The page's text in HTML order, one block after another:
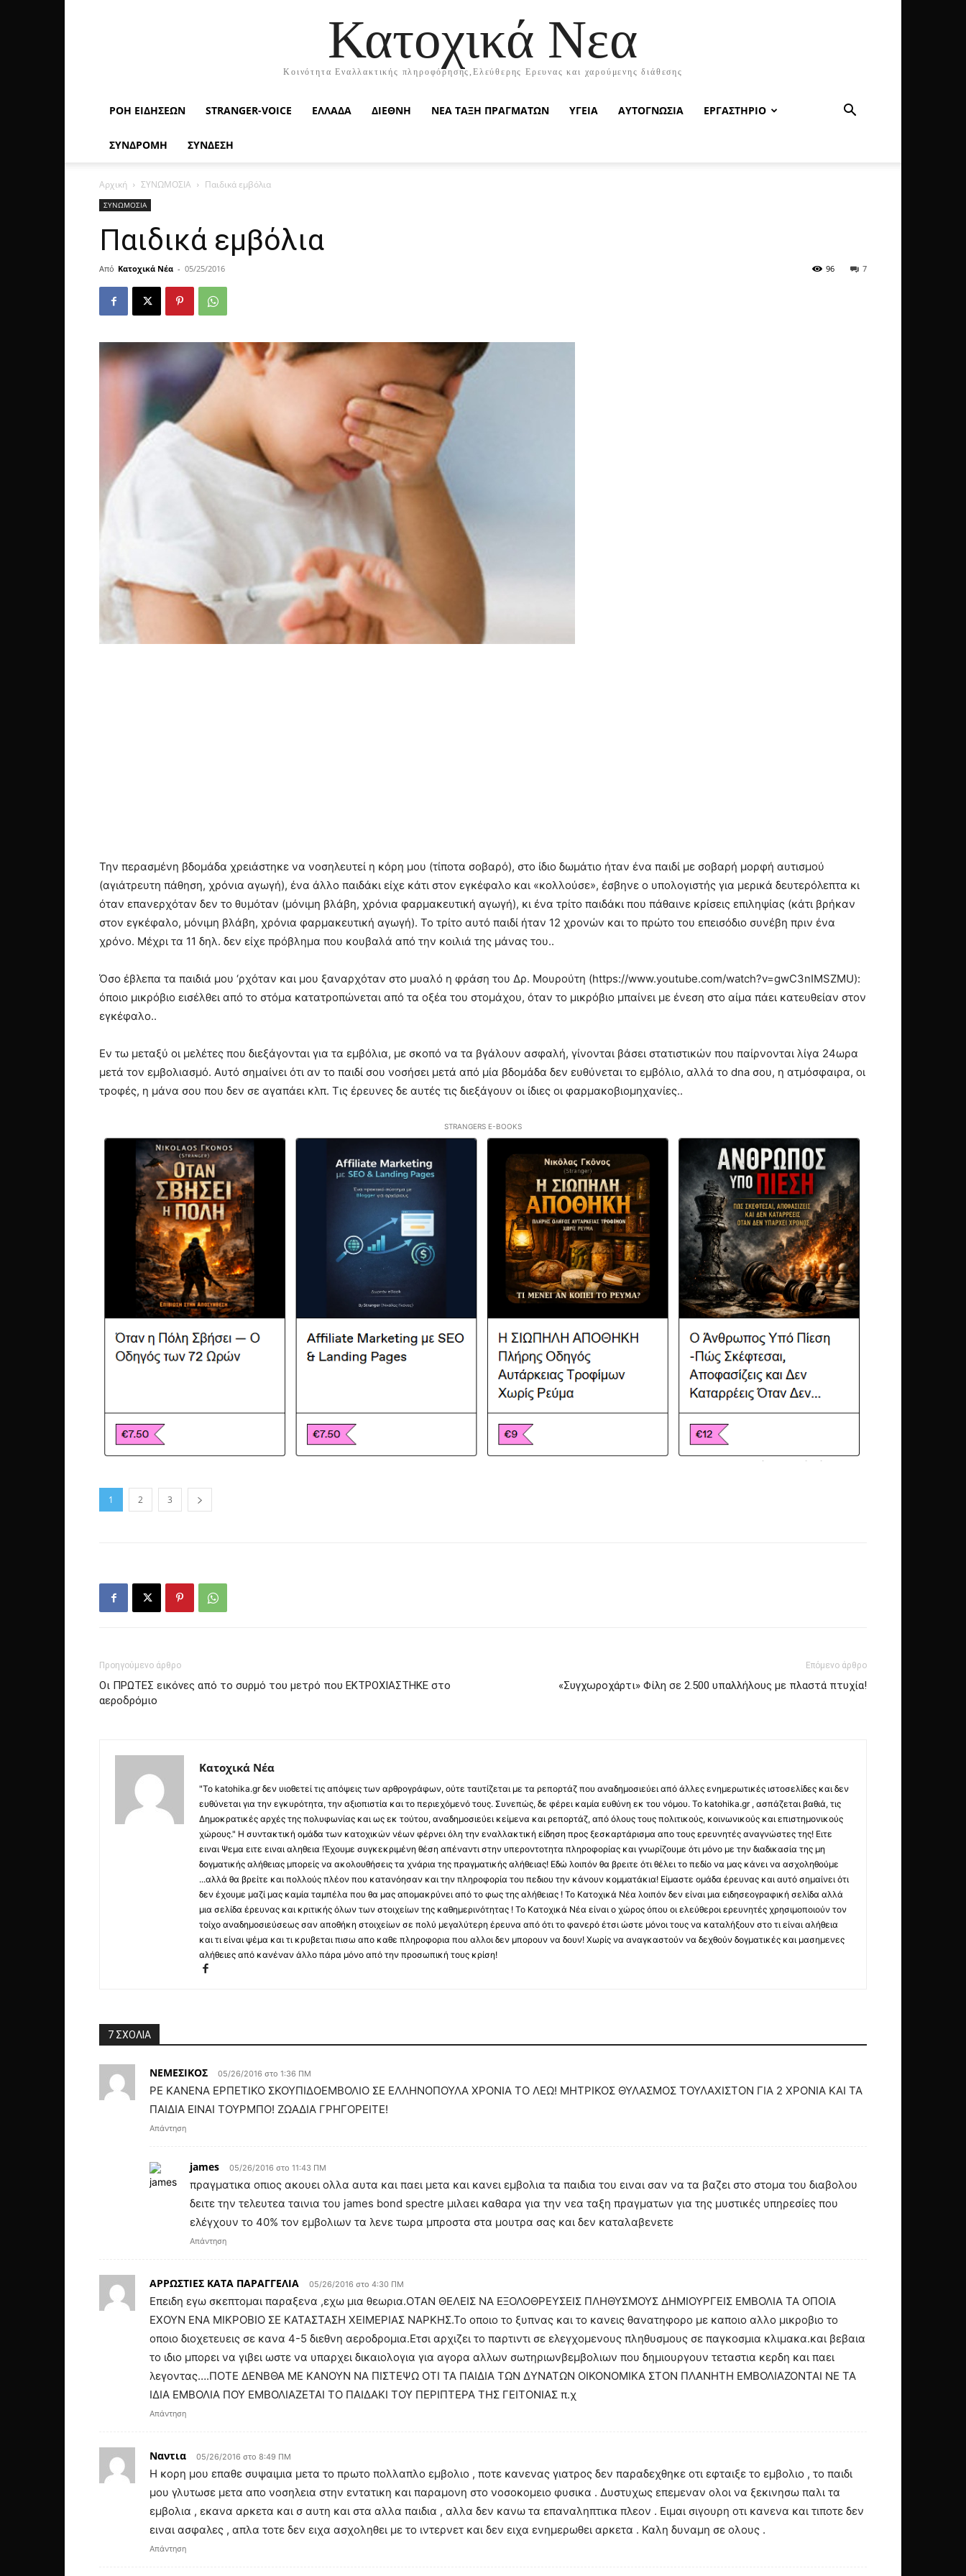
Κατοχικά Νεα
Κοινότητα Εναλλακτικής πληροφόρησης,Ελεύθερης Ερευνας και χαρούμενης διάθεσης
ΡΟΉ ΕΙΔΉΣΕΩΝ STRANGER-VOICE ΕΛΛΑΔΑ ΔΙΕΘΝΗ ΝΕΑ ΤΑΞΗ ΠΡΑΓΜΑΤΩΝ ΥΓΕΙΑ ΑΥΤΟΓΝΩΣΙΑ ΕΡΓΑΣΤΗΡΙΟ
ΣΥΝΔΡΟΜΗ ΣΥΝΔΕΣΗ
Αρχική ΣΥΝΩΜΟΣΙΑ Παιδικά εμβόλια
ΣΥΝΩΜΟΣΙΑ
Παιδικά εμβόλια
Από Κατοχικά Νέα - 05/25/2016 7
96
Την περασμένη βδομάδα χρειάστηκε να νοσηλευτεί η κόρη μου (τίποτα σοβαρό), στο ίδιο δωμάτιο ήταν ένα παιδί με σοβαρή μορφή αυτισμού
(αγιάτρευτη πάθηση, χρόνια αγωγή), ένα άλλο παιδάκι είχε κάτι στον εγκέφαλο και «κολλούσε», έσβηνε ο υπολογιστής για μερικά δευτερόλεπτα κι
όταν επανερχόταν δεν το θυμόταν (μόνιμη βλάβη, χρόνια φαρμακευτική αγωγή), κι ένα τρίτο παιδάκι που πάθαινε κρίσεις επιληψίας (κάτι βρήκαν
στον εγκέφαλο, μόνιμη βλάβη, χρόνια φαρμακευτική αγωγή). Το τρίτο αυτό παιδί ήταν 12 χρονών και το πρώτο του επεισόδιο συνέβη πριν ένα
χρόνο. Μέχρι τα 11 δηλ. δεν είχε πρόβλημα που κουβαλά από την κοιλιά της μάνας του..
Όσο έβλεπα τα παιδιά μου ‘ρχόταν και μου ξαναρχόταν στο μυαλό η φράση του Δρ. Μουρούτη (https://www.youtube.com/watch?v=gwC3nIMSZMU):
όποιο μικρόβιο εισέλθει από το στόμα κατατροπώνεται από τα οξέα του στομάχου, όταν το μικρόβιο μπαίνει με ένεση στο αίμα πάει κατευθείαν στον
εγκέφαλο..
Εν τω μεταξύ οι μελέτες που διεξάγονται για τα εμβόλια, με σκοπό να τα βγάλουν ασφαλή, γίνονται βάσει στατιστικών που παίρνονται λίγα 24ωρα
μετά τον εμβολιασμό. Αυτό σημαίνει ότι αν το παιδί σου νοσήσει μετά από μία βδομάδα δεν ευθύνεται το εμβόλιο, αλλά το dna σου, η ατμόσφαιρα, οι
τροφές, η μάνα σου που δεν σε αγαπάει κλπ. Τις έρευνες δε αυτές τις διεξάγουν οι ίδιες οι φαρμακοβιομηχανίες..
STRANGERS E-BOOKS
1 2 3
Προηγούμενο άρθρο
Οι ΠΡΩΤΕΣ εικόνες από το συρμό του μετρό που ΕΚΤΡΟΧΙΑΣΤΗΚΕ στο
αεροδρόμιο
Επόμενο άρθρο
«Συγχωροχάρτι» Φίλη σε 2.500 υπαλλήλους με πλαστά πτυχία!
Κατοχικά Νέα
"Το katohika.gr δεν υιοθετεί τις απόψεις των αρθρογράφων, ούτε ταυτίζεται με τα ρεπορτάζ που αναδημοσιεύει από άλλες ενημερωτικές ιστοσελίδες και δεν
ευθύνεται για την εγκυρότητα, την αξιοπιστία και το περιεχόμενό τους. Συνεπώς, δε φέρει καμία ευθύνη εκ του νόμου. Το katohika.gr , ασπάζεται βαθιά, τις
Δημοκρατικές αρχές της πολυφωνίας και ως εκ τούτου, αναδημοσιεύει κείμενα και ρεπορτάζ, από όλους τους πολιτικούς, κοινωνικούς και επιστημονικούς
χώρους." Η συντακτική ομάδα των κατοχικών νέων φέρνει όλη την εναλλακτική είδηση προς ξεσκαρτάρισμα απο τους ερευνητές αναγνώστες της! Ειτε
ειναι Ψεμα ειτε ειναι αληθεια !Έχουμε συγκεκριμένη θέση απέναντι στην υπεροντοτητα πληροφορίας και γνωρίζουμε ότι μόνο με την διαδικασία της μη
δογματικής αλήθειας μπορείς να ακολουθήσεις τα χνάρια της πραγματικής αλήθειας! Εδώ λοιπόν θα βρειτε ότι θέλει το πεδίο να μας κάνει να ασχοληθούμε
...αλλά θα βρείτε και πολλούς πλέον που κατανόησαν και την πληροφορία του πεδιου την κάνουν κομματάκια! Είμαστε ομάδα έρευνας και αυτό σημαίνει ότι
δεν έχουμε μαζί μας καμία ταμπέλα που θα μας απομακρύνει από το φως της αλήθειας ! Το Κατοχικά Νέα λοιπόν δεν είναι μια ειδησεογραφική σελίδα αλλά
μια σελίδα έρευνας και κριτικής όλων των στοιχείων της καθημερινότητας ! Το Κατοχικά Νέα είναι ο χώρος όπου οι ελεύθεροι ερευνητές χρησιμοποιούν τον
τοίχο αναδημοσιεύσεως σαν αποθήκη στοιχείων σε πολύ μεγαλύτερη έρευνα από ότι το φανερό έτσι ώστε μόνοι τους να καταλήξουν στο τι είναι αλήθεια
και τι είναι ψέμα και τι κρυβεται πισω απο καθε πληροφορια που αλλοι δεν μπορουν να δουν! Χωρίς να αναγκαστούν να δεχθούν δογματικές και μασημενες
αλήθειες από κανέναν άλλο πάρα μόνο από την προσωπική τους κρίση!
7 ΣΧΟΛΙΑ
ΝΕΜΕΣΙΚΟΣ 05/26/2016 στο 1:36 ΠΜ
ΡΕ ΚΑΝΕΝΑ ΕΡΠΕΤΙΚΟ ΣΚΟΥΠΙΔΟΕΜΒΟΛΙΟ ΣΕ ΕΛΛΗΝΟΠΟΥΛΑ ΧΡΟΝΙΑ ΤΟ ΛΕΩ! ΜΗΤΡΙΚΟΣ ΘΥΛΑΣΜΟΣ ΤΟΥΛΑΧΙΣΤΟΝ ΓΙΑ 2 ΧΡΟΝΙΑ ΚΑΙ ΤΑ
ΠΑΙΔΙΑ ΕΙΝΑΙ ΤΟΥΡΜΠΟ! ΖΩΑΔΙΑ ΓΡΗΓΟΡΕΙΤΕ!
Απάντηση
james 05/26/2016 στο 11:43 ΠΜ
πραγματικα οπιος ακουει ολλα αυτα και παει μετα και κανει εμβολια τα παιδια του ειναι σαν να τα βαζει στο στομα του διαβολου
δειτε την τελευτεα ταινια του james bond spectre μιλαει καθαρα για την νεα ταξη πραγματων για της μυστικές υπηρεσίες που
ελέγχουν το 40% τον εμβολιων τα λενε τωρα μπροστα στα μουτρα σας και δεν καταλαβενετε
Απάντηση
ΑΡΡΩΣΤΙΕΣ ΚΑΤΑ ΠΑΡΑΓΓΕΛΙΑ 05/26/2016 στο 4:30 ΠΜ
Επειδη εγω σκεπτομαι παραξενα ,εχω μια θεωρια.ΟΤΑΝ ΘΕΛΕΙΣ ΝΑ ΕΞΟΛΟΘΡΕΥΣΕΙΣ ΠΛΗΘΥΣΜΟΥΣ ΔΗΜΙΟΥΡΓΕΙΣ ΕΜΒΟΛΙΑ ΤΑ ΟΠΟΙΑ
ΕΧΟΥΝ ΕΝΑ ΜΙΚΡΟΒΙΟ ΣΕ ΚΑΤΑΣΤΑΣΗ ΧΕΙΜΕΡΙΑΣ ΝΑΡΚΗΣ.Το οποιο το ξυπνας και το κανεις θανατηφορο με καποιο αλλο μικροβιο το
οποιο διοχετευεις σε κανα 4-5 διεθνη αεροδρομια.Ετσι αρχιζει το παρτιντι σε ελεγχομενους πληθυσμους σε παγκοσμια κλιμακα.και βεβαια
το ιδιο μπορει να γιβει ωστε να υπαρχει δικαιολογια για αγορα αλλων σωτηριωνβεμβολιων που δημιουργουν τεταστια κερδη και παει
λεγοντας….ΠΟΤΕ ΔΕΝΒΘΑ ΜΕ ΚΑΝΟΥΝ ΝΑ ΠΙΣΤΕΨΩ ΟΤΙ ΤΑ ΠΑΙΔΙΑ ΤΩΝ ΔΥΝΑΤΩΝ ΟΙΚΟΝΟΜΙΚΑ ΣΤΟΝ ΠΛΑΝΗΤΗ ΕΜΒΟΛΙΑΖΟΝΤΑΙ ΝΕ ΤΑ
ΙΔΙΑ ΕΜΒΟΛΙΑ ΠΟΥ ΕΜΒΟΛΙΑΖΕΤΑΙ ΤΟ ΠΑΙΔΑΚΙ ΤΟΥ ΠΕΡΙΠΤΕΡΑ ΤΗΣ ΓΕΙΤΟΝΙΑΣ π.χ
Απάντηση
Ναντια 05/26/2016 στο 8:49 ΠΜ
Η κορη μου επαθε συψαιμια μετα το πρωτο πολλαπλο εμβολιο , ποτε κανενας γιατρος δεν παραδεχθηκε οτι εφταιξε το εμβολιο , το παιδι
μου γλυτωσε μετα απο νοσηλεια στην εντατικη και παραμονη στο νοσοκομειο φυσικα . Δυστυχως επεμεναν ολοι να ξεκινησω παλι τα
εμβολια , εκανα αρκετα και σ αυτη και στα αλλα παιδια , αλλα δεν κανω τα επαναληπτικα πλεον . Ειμαι σιγουρη οτι κανενα και τιποτε δεν
ειναι ασφαλες , απλα τοτε δεν ειχα ασχοληθει με το ιντερνετ και δεν ειχα ενημερωθει αρκετα . Καλη δυναμη σε ολους .
Απάντηση